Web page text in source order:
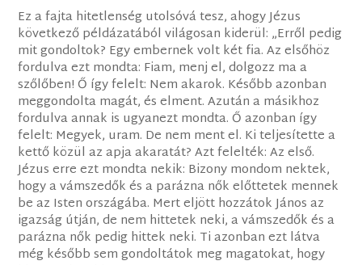
Ez a fajta hitetlenség utolsóvá tesz, ahogy Jézus
következő példázatából világosan kiderül: „Erről pedig
mit gondoltok? Egy embernek volt két fia. Az elsőhöz
fordulva ezt mondta: Fiam, menj el, dolgozz ma a
szőlőben! Ő így felelt: Nem akarok. Később azonban
meggondolta magát, és elment. Azután a másikhoz
fordulva annak is ugyanezt mondta. Ő azonban így
felelt: Megyek, uram. De nem ment el. Ki teljesítette a
kettő közül az apja akaratát? Azt felelték: Az első.
Jézus erre ezt mondta nekik: Bizony mondom nektek,
hogy a vámszedők és a parázna nők előttetek mennek
be az Isten országába. Mert eljött hozzátok János az
igazság útján, de nem hittetek neki, a vámszedők és a
parázna nők pedig hittek neki. Ti azonban ezt látva
még később sem gondoltátok meg magatokat, hogy